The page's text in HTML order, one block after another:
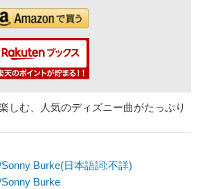
しむ、人気のディズニー曲がたっぷり
Burke(日本語詞:不詳)
Burke